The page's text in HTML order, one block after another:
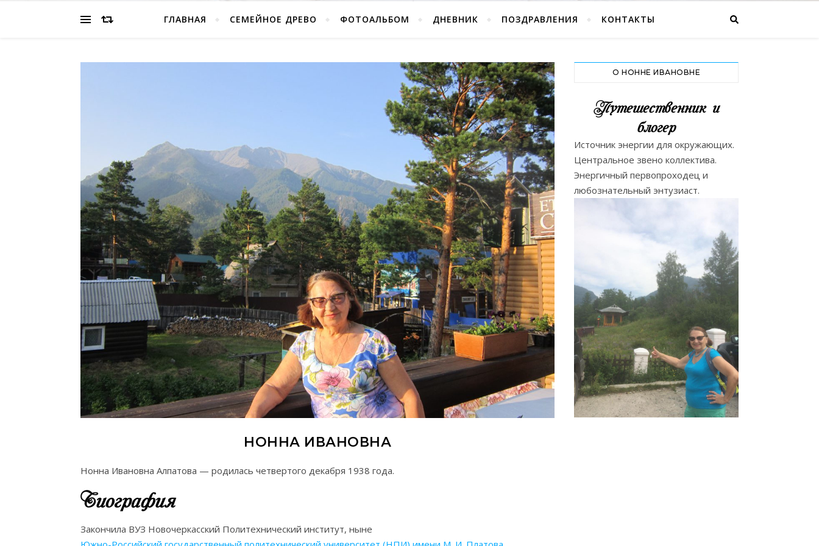
ГЛАВНАЯ СЕМЕЙНОЕ ДРЕВО ФОТОАЛЬБОМ ДНЕВНИК ПОЗДРАВЛЕНИЯ КОНТАКТЫ
НОННА ИВАНОВНА
Нонна Ивановна Алпатова — родилась четвертого декабря 1938 года.
Биография
Закончила ВУЗ Новочеркасский Политехнический институт, ныне
О НОННЕ ИВАНОВНЕ
Путешественник и
блогер
Источник энергии для окружающих.
Центральное звено коллектива.
Энергичный первопроходец и
любознательный энтузиаст.